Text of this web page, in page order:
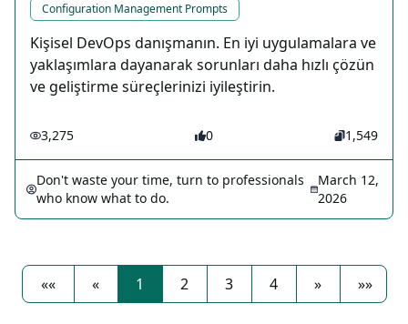
Configuration Management Prompts
Kişisel DevOps danışmanın. En iyi uygulamalara ve
yaklaşımlara dayanarak sorunları daha hızlı çözün
ve geliştirme süreçlerinizi iyileştirin.
3,275 0 1,549
Don't waste your time, turn to professionals
who know what to do.
March 12,
2026
«« « 1 2 3 4 » »»